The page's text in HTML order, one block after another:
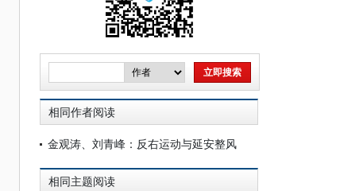
相同作者阅读
金观涛、刘青峰：反右运动与延安整风
相同主题阅读